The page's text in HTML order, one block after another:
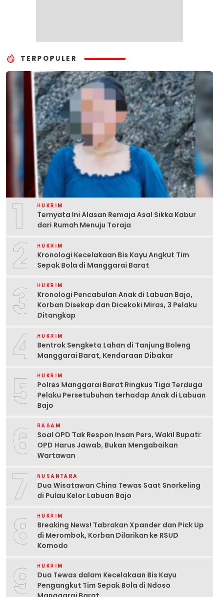
TERPOPULER
1 HUKRIM
Ternyata Ini Alasan Remaja Asal Sikka Kabur
dari Rumah Menuju Toraja
2 HUKRIM
Kronologi Kecelakaan Bis Kayu Angkut Tim
Sepak Bola di Manggarai Barat
3 HUKRIM
Kronologi Pencabulan Anak di Labuan Bajo,
Korban Disekap dan Dicekoki Miras, 3 Pelaku
Ditangkap
4 HUKRIM
Bentrok Sengketa Lahan di Tanjung Boleng
Manggarai Barat, Kendaraan Dibakar
5 HUKRIM
Polres Manggarai Barat Ringkus Tiga Terduga
Pelaku Persetubuhan terhadap Anak di Labuan
Bajo
6 RAGAM
Soal OPD Tak Respon Insan Pers, Wakil Bupati:
OPD Harus Jawab, Bukan Mengabaikan
Wartawan
7 NUSANTARA
Dua Wisatawan China Tewas Saat Snorkeling
di Pulau Kelor Labuan Bajo
8 HUKRIM
Breaking News! Tabrakan Xpander dan Pick Up
di Merombok, Korban Dilarikan ke RSUD
Komodo
9 HUKRIM
Dua Tewas dalam Kecelakaan Bis Kayu
Pengangkut Tim Sepak Bola di Ndoso